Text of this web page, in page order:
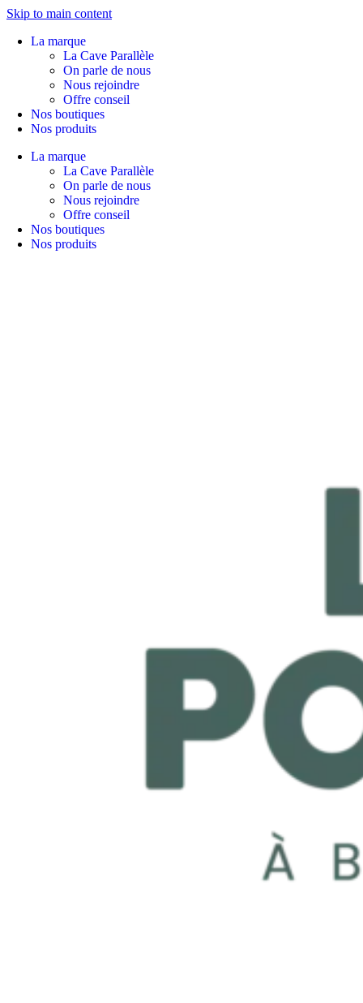
Skip to main content
La marque
La Cave Parallèle
On parle de nous
Nous rejoindre
Offre conseil
Nos boutiques
Nos produits
La marque
La Cave Parallèle
On parle de nous
Nous rejoindre
Offre conseil
Nos boutiques
Nos produits